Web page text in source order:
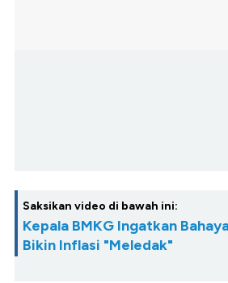
Saksikan video di bawah ini:
Kepala BMKG Ingatkan
Bikin Inflasi "Meledak"